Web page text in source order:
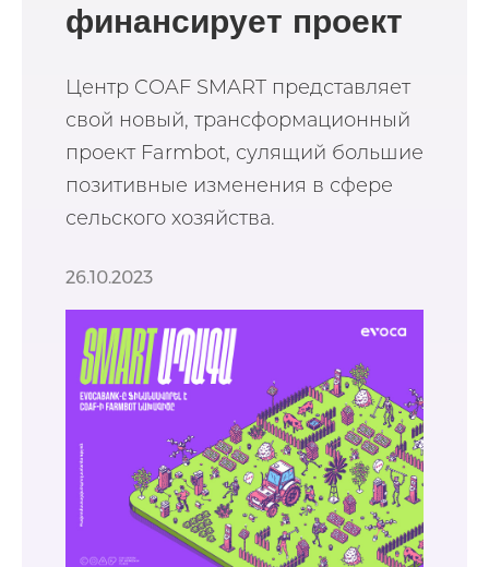
финансирует проект
Центр COAF SMART представляет
свой новый, трансформационный
проект Farmbot, сулящий большие
позитивные изменения в сфере
сельского хозяйства.
26.10.2023